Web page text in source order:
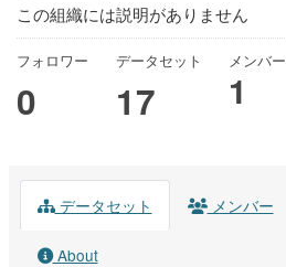
この組織には説明がありません
フォロワー
0
データセット
17
メンバー
1
データセット メンバー
About